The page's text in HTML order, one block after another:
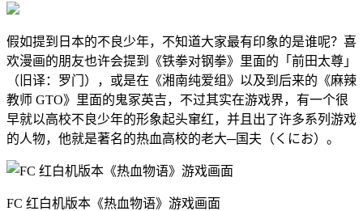
假如提到日本的不良少年，不知道大家最有印象的是谁呢？喜
欢漫画的朋友也许会提到《铁拳对钢拳》里面的「前田太尊」
（旧译：罗门），或是在《湘南纯爱组》以及到后来的《麻辣
教师 GTO》里面的鬼冢英吉，不过其实在游戏界，有一个很
早就以高校不良少年的形象起头窜红，并且出了许多系列游戏
的人物，他就是著名的热血高校的老大─国夫（くにお）。
FC 红白机版本《热血物语》游戏画面